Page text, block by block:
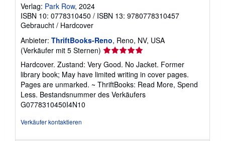
Verlag: Park Row, 2024
ISBN 10: 0778310450 / ISBN 13: 9780778310457
Gebraucht / Hardcover
Anbieter: ThriftBooks-Reno, Reno, NV, USA
(Verkäufer mit 5 Sternen) Verkäuferbewertung
5
von
5
Sternen
Hardcover. Zustand: Very Good. No Jacket. Former
library book; May have limited writing in cover pages.
Pages are unmarked. ~ ThriftBooks: Read More, Spend
Less. Bestandsnummer des Verkäufers
G0778310450I4N10
Verkäufer kontaktieren